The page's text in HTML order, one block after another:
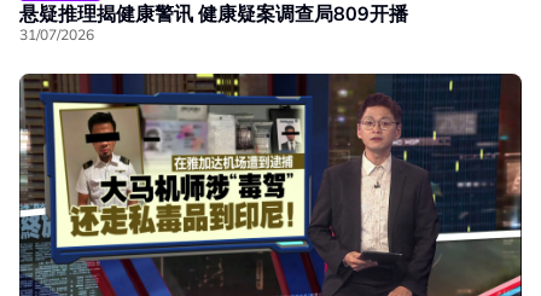
悬疑推理揭健康警讯 健康疑案调查局809开播
31/07/2026